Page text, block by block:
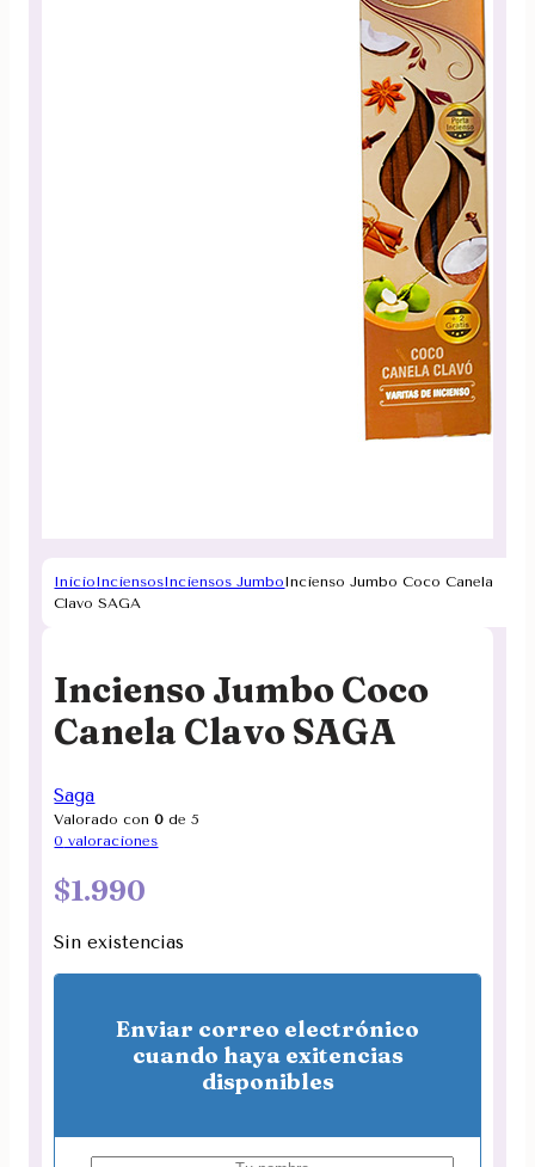
InicioInciensosInciensos JumboIncienso Jumbo Coco Canela
Clavo SAGA
Incienso Jumbo Coco
Canela Clavo SAGA
Saga
Valorado con0 de 5
0 valoraciones
$1.990
Sin existencias
Enviar correo electrónico
cuando haya exitencias
disponibles